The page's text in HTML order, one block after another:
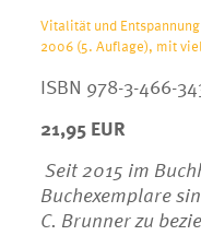
Vitalität und
2006 (5. Auflage), mit
ISBN 978-3-466-
21,95 EUR
Seit 2015 im
Buchexemplare
C. Brunner zu